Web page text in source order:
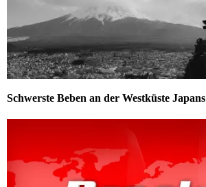
Schwerste Beben an der Westküste Japans